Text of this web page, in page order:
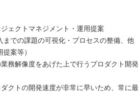
ェクトマネジメント・運用提案
での課題の可視化・プロセスの整備、他
案等）
務解像度をあげた上で行うプロダクト開発
クトの開発速度が非常に早いため、常に最